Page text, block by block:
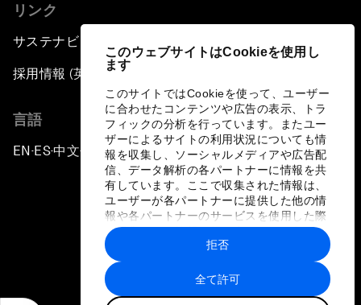
このウェブサイトはCookieを使用し
ます
このサイトではCookieを使って、ユーザー
に合わせたコンテンツや広告の表示、トラ
フィックの分析を行っています。またユー
ザーによるサイトの利用状況についても情
報を収集し、ソーシャルメディアや広告配
信、データ解析の各パートナーに情報を共
有しています。ここで収集された情報は、
ユーザーが各パートナーに提供した他の情
報や各パートナーのサービスを使用した際
に収集された情報と組み合わされ、各パー
トナーによって使用されることがありま
す。
全て許可
拒否
リンク
サステナビリティへの取り組み
採用情報 (英語のみ)
言語
EN ▪ES▪中文▪ 日本語
プライバシーポリシーと利用規約
サイトマップ